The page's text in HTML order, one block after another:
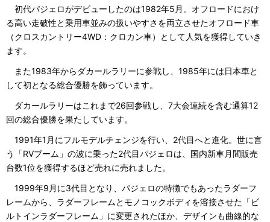
初代パジェロがデビューしたのは1982年5月。オフロードにおけ
る高い走破性と乗用車並みの扱いやすさを両立させたオフロード車
（クロスカントリー4WD：クロカン車）として人気を獲得していき
ます。
また1983年からダカールラリーに参戦し、1985年には日本車と
して初となる総合優勝を飾っています。
ダカールラリーはこれまで26回参戦し、7大会連続を含む通算12
回の総合優勝を果たしています。
1991年1月にフルモデルチェンジを行い、2代目へと進化。世に言
う「RVブーム」の波に乗った2代目パジェロは、国内新車月間販売
台数1位を獲得するほど売れに売れました。
1999年9月に3代目となり、パジェロの特徴でもあったラダーフ
レームから、ラダーフレームとモノコックボディを溶接させた「ビ
ルトインラダーフレーム」に変更されたほか、デザインも曲線的な